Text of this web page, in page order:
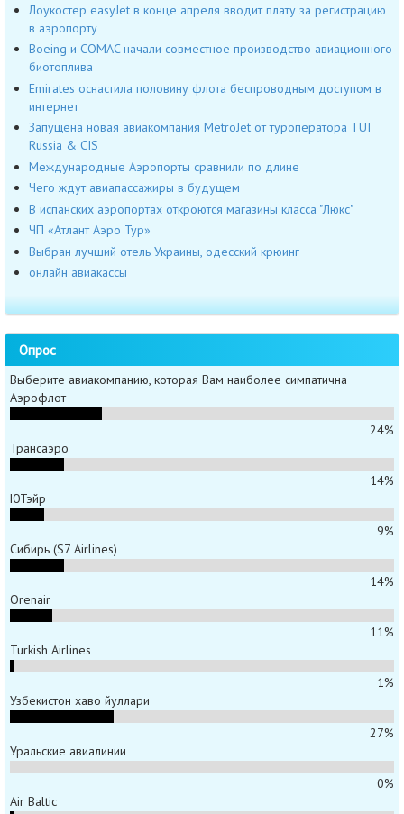
Лоукостер easyJet в конце апреля вводит плату за регистрацию
в аэропорту
Boeing и COMAC начали совместное производство авиационного
биотоплива
Emirates оснастила половину флота беспроводным доступом в
интернет
Запущена новая авиакомпания MetroJet от туроператора TUI
Russia & CIS
Международные Аэропорты сравнили по длине
Чего ждут авиапассажиры в будущем
В испанских аэропортах откроются магазины класса "Люкс"
ЧП «Атлант Аэро Тур»
Выбран лучший отель Украины, одесский крюинг
онлайн авиакассы
Опрос
Выберите авиакомпанию, которая Вам наиболее симпатична
Аэрофлот
24%
Трансаэро
14%
ЮТэйр
9%
Сибирь (S7 Airlines)
14%
Orenair
11%
Turkish Airlines
1%
Узбекистон хаво йуллари
27%
Уральские авиалинии
0%
Air Baltic